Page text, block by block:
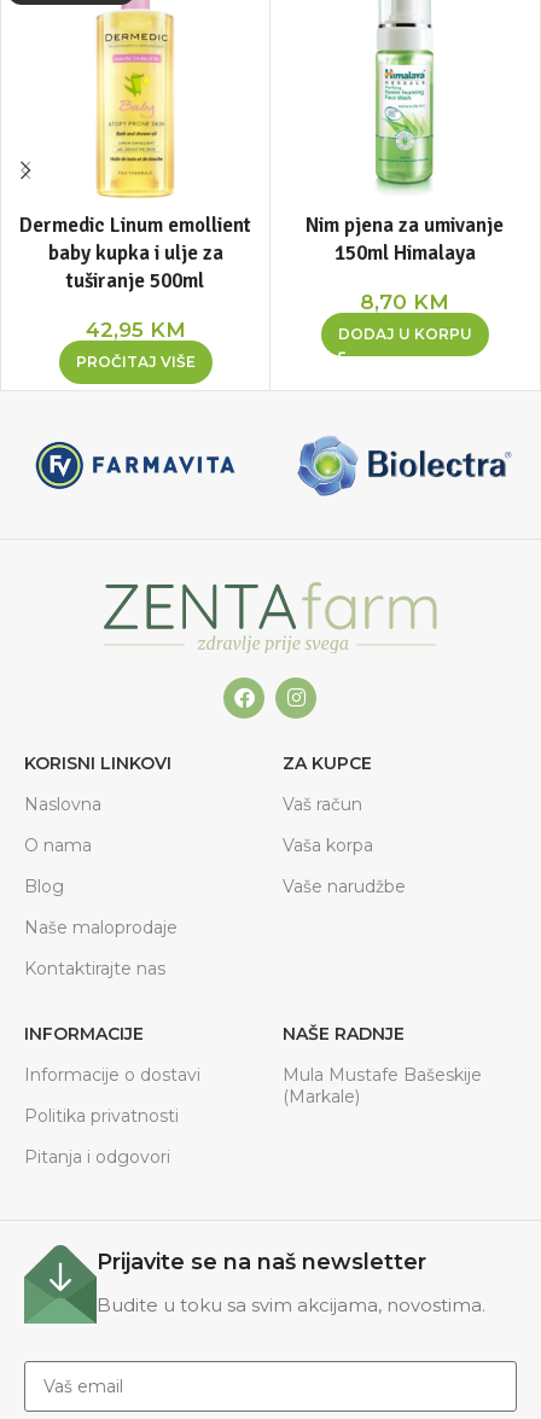
Dermedic Linum emollient
baby kupka i ulje za
tuširanje 500ml
42,95 KM
PROČITAJ VIŠE
Nim pjena za umivanje
150ml Himalaya
8,70 KM
DODAJ U KORPU
KORISNI LINKOVI
Naslovna
O nama
Blog
Naše maloprodaje
Kontaktirajte nas
ZA KUPCE
Vaš račun
Vaša korpa
Vaše narudžbe
INFORMACIJE
Informacije o dostavi
Politika privatnosti
Pitanja i odgovori
NAŠE RADNJE
Mula Mustafe Bašeskije
(Markale)
Prijavite se na naš newsletter
Budite u toku sa svim akcijama, novostima.